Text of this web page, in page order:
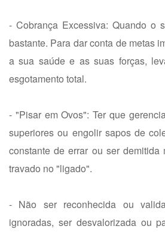
- Cobrança Excessiva: Quando o
bastante. Para dar conta de metas
a sua saúde e as suas forças,
esgotamento total.
- "Pisar em Ovos": Ter que
superiores ou engolir sapos de
constante de errar ou ser demitida
travado no "ligado".
- Não ser reconhecida ou
ignoradas, ser desvalorizada ou